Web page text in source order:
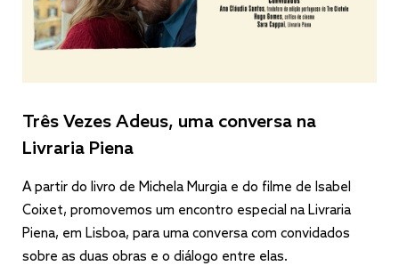
Três Vezes Adeus, uma conversa na
Livraria Piena
A partir do livro de Michela Murgia e do filme de Isabel
Coixet, promovemos um encontro especial na Livraria
Piena, em Lisboa, para uma conversa com convidados
sobre as duas obras e o diálogo entre elas.